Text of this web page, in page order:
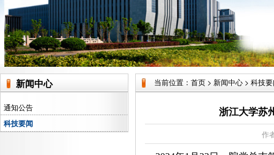
新闻中心
通知公告
科技要闻
当前位置： 首页 > 新闻中心 > 科技
浙江大学苏
作